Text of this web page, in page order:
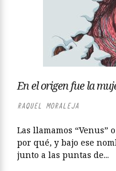
En el origen fue la
RAQUEL MORALEJA
Las llamamos “Venus”
por qué, y bajo ese
junto a las puntas de...